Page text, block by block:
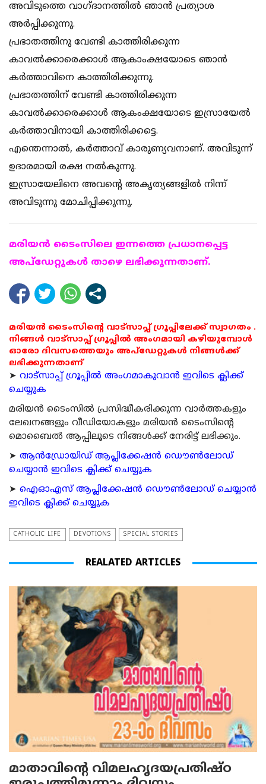
അവിടുത്തെ വാഗ്ദാനത്തില്‍ ഞാന്‍ പ്രത്യാശ
അര്‍പ്പിക്കുന്നു.
പ്രഭാതത്തിനു വേണ്ടി കാത്തിരിക്കുന്ന
കാവല്‍ക്കാരെക്കാള്‍ ആകാംക്ഷയോടെ ഞാന്‍
കര്‍ത്താവിനെ കാത്തിരിക്കുന്നു.
പ്രഭാതത്തിന് വേണ്ടി കാത്തിരിക്കുന്ന
കാവല്‍ക്കാരെക്കാള്‍ ആകംക്ഷയോടെ ഇസ്രായേല്‍
കര്‍ത്താവിനായി കാത്തിരിക്കട്ടെ.
എന്തെന്നാല്‍, കര്‍ത്താവ് കാരുണ്യവനാണ്. അവിടുന്ന്
ഉദാരമായി രക്ഷ നല്‍കുന്നു.
ഇസ്രായേലിനെ അവന്റെ അകൃത്യങ്ങളില്‍ നിന്ന്
അവിടുന്നു മോചിപ്പിക്കുന്നു.
മരിയന്‍ ടൈംസിലെ ഇന്നത്തെ പ്രധാനപ്പെട്ട
അപ്ഡേറ്റുകള്‍ താഴെ ലഭിക്കുന്നതാണ്.
മരിയൻ ടൈംസിന്റെ വാട്സാപ്പ് ഗ്രൂപ്പിലേക്ക് സ്വാഗതം .
നിങ്ങൾ വാട്സാപ്പ് ഗ്രൂപ്പിൽ അംഗമായി കഴിയുമ്പോൾ
ഓരോ ദിവസത്തെയും അപ്ഡേറ്റുകൾ നിങ്ങൾക്ക്
ലഭിക്കുന്നതാണ്
➤ വാട്സാപ്പ് ഗ്രൂപ്പിൽ അംഗമാകുവാൻ ഇവിടെ ക്ലിക്ക്
ചെയ്യുക
മരിയന്‍ ടൈംസില്‍ പ്രസിദ്ധീകരിക്കുന്ന വാര്‍ത്തകളും
ലേഖനങ്ങളും വീഡിയോകളും മരിയന്‍ ടൈംസിന്റെ
മൊബൈല്‍ ആപ്പിലൂടെ നിങ്ങള്‍ക്ക് നേരിട്ട് ലഭിക്കും.
➤ ആന്‍ഡ്രോയിഡ് ആപ്ലിക്കേഷന്‍ ഡൌണ്‍ലോഡ്
ചെയ്യാന്‍ ഇവിടെ ക്ലിക്ക് ചെയ്യുക
➤ ഐഓഎസ് ആപ്ലിക്കേഷന്‍ ഡൌണ്‍ലോഡ് ചെയ്യാന്‍
ഇവിടെ ക്ലിക്ക് ചെയ്യുക
CATHOLIC LIFE DEVOTIONS SPECIAL STORIES
REALATED ARTICLES
മാതാവിന്റെ വിമലഹൃദയപ്രതിഷ്ഠ